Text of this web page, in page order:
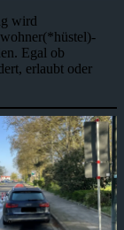
wird
Egal ob
erlaubt oder